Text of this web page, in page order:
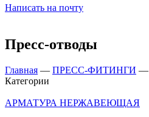
Написать на почту
Пресс-отводы
Главная — ПРЕСС-ФИТИНГИ —
Категории
АРМАТУРА НЕРЖАВЕЮЩАЯ